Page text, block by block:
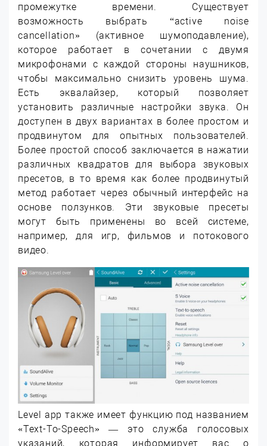
промежутке времени. Существует
возможность выбрать “active noise
cancellation» (активное шумоподавление),
которое работает в сочетании с двумя
микрофонами с каждой стороны наушников,
чтобы максимально снизить уровень шума.
Есть эквалайзер, который позволяет
установить различные настройки звука. Он
доступен в двух вариантах в более простом и
продвинутом для опытных пользователей.
Более простой способ заключается в нажатии
различных квадратов для выбора звуковых
пресетов, в то время как более продвинутый
метод работает через обычный интерфейс на
основе ползунков. Эти звуковые пресеты
могут быть применены во всей системе,
например, для игр, фильмов и потокового
видео.
Level app также имеет функцию под названием
«Text-To-Speech» — это служба голосовых
указаний, которая информирует вас о